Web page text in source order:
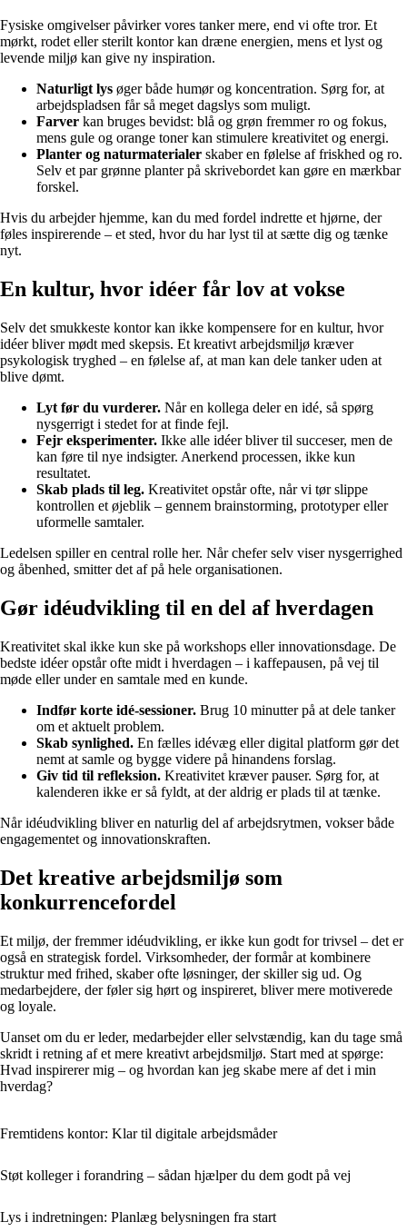
Fysiske omgivelser påvirker vores tanker mere, end vi ofte tror. Et
mørkt, rodet eller sterilt kontor kan dræne energien, mens et lyst og
levende miljø kan give ny inspiration.
Naturligt lys øger både humør og koncentration. Sørg for, at
arbejdspladsen får så meget dagslys som muligt.
Farver kan bruges bevidst: blå og grøn fremmer ro og fokus,
mens gule og orange toner kan stimulere kreativitet og energi.
Planter og naturmaterialer skaber en følelse af friskhed og ro.
Selv et par grønne planter på skrivebordet kan gøre en mærkbar
forskel.
Hvis du arbejder hjemme, kan du med fordel indrette et hjørne, der
føles inspirerende – et sted, hvor du har lyst til at sætte dig og tænke
nyt.
En kultur, hvor idéer får lov at vokse
Selv det smukkeste kontor kan ikke kompensere for en kultur, hvor
idéer bliver mødt med skepsis. Et kreativt arbejdsmiljø kræver
psykologisk tryghed – en følelse af, at man kan dele tanker uden at
blive dømt.
Lyt før du vurderer. Når en kollega deler en idé, så spørg
nysgerrigt i stedet for at finde fejl.
Fejr eksperimenter. Ikke alle idéer bliver til succeser, men de
kan føre til nye indsigter. Anerkend processen, ikke kun
resultatet.
Skab plads til leg. Kreativitet opstår ofte, når vi tør slippe
kontrollen et øjeblik – gennem brainstorming, prototyper eller
uformelle samtaler.
Ledelsen spiller en central rolle her. Når chefer selv viser nysgerrighed
og åbenhed, smitter det af på hele organisationen.
Gør idéudvikling til en del af hverdagen
Kreativitet skal ikke kun ske på workshops eller innovationsdage. De
bedste idéer opstår ofte midt i hverdagen – i kaffepausen, på vej til
møde eller under en samtale med en kunde.
Indfør korte idé-sessioner. Brug 10 minutter på at dele tanker
om et aktuelt problem.
Skab synlighed. En fælles idévæg eller digital platform gør det
nemt at samle og bygge videre på hinandens forslag.
Giv tid til refleksion. Kreativitet kræver pauser. Sørg for, at
kalenderen ikke er så fyldt, at der aldrig er plads til at tænke.
Når idéudvikling bliver en naturlig del af arbejdsrytmen, vokser både
engagementet og innovationskraften.
Det kreative arbejdsmiljø som
konkurrencefordel
Et miljø, der fremmer idéudvikling, er ikke kun godt for trivsel – det er
også en strategisk fordel. Virksomheder, der formår at kombinere
struktur med frihed, skaber ofte løsninger, der skiller sig ud. Og
medarbejdere, der føler sig hørt og inspireret, bliver mere motiverede
og loyale.
Uanset om du er leder, medarbejder eller selvstændig, kan du tage små
skridt i retning af et mere kreativt arbejdsmiljø. Start med at spørge:
Hvad inspirerer mig – og hvordan kan jeg skabe mere af det i min
hverdag?
Fremtidens kontor: Klar til digitale arbejdsmåder
Støt kolleger i forandring – sådan hjælper du dem godt på vej
Lys i indretningen: Planlæg belysningen fra start